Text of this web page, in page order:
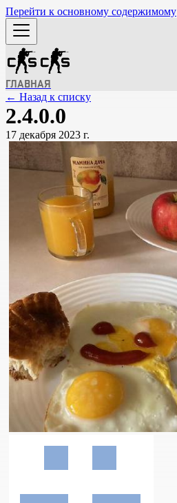
Перейти к основному содержимому
ГЛАВНАЯ
← Назад к списку
2.4.0.0
17 декабря 2023 г.